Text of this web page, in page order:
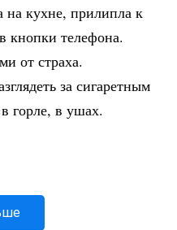
на кухне, прилипла к
кнопки телефона.
от страха.
за сигаретным
горле, в ушах.